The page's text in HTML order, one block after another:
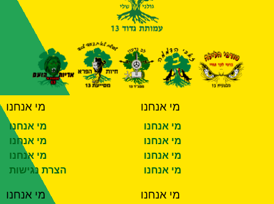
מי אנחנו
מי אנחנו
מי אנחנו
מי אנחנו
הצרת נגישות
מי אנחנו
מי אנחנו
מי אנחנו
מי אנחנו
מי אנחנו
מי אנחנו מי אנחנו